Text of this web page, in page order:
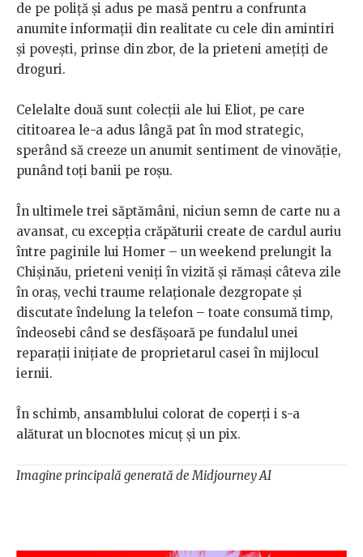
de pe poliță și adus pe masă pentru a confrunta
anumite informații din realitate cu cele din amintiri
și povești, prinse din zbor, de la prieteni amețiți de
droguri.
Celelalte două sunt colecții ale lui Eliot, pe care
cititoarea le-a adus lângă pat în mod strategic,
sperând să creeze un anumit sentiment de vinovăție,
punând toți banii pe roșu.
În ultimele trei săptămâni, niciun semn de carte nu a
avansat, cu excepția crăpăturii create de cardul auriu
între paginile lui Homer – un weekend prelungit la
Chișinău, prieteni veniți în vizită și rămași câteva zile
în oraș, vechi traume relaționale dezgropate și
discutate îndelung la telefon – toate consumă timp,
îndeosebi când se desfășoară pe fundalul unei
reparații inițiate de proprietarul casei în mijlocul
iernii.
În schimb, ansamblului colorat de coperți i s-a
alăturat un blocnotes micuț și un pix.
Imagine principală generată de Midjourney AI